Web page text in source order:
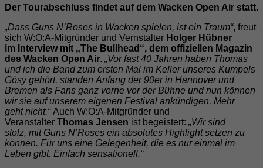
Der Tourabschluss findet auf dem Wacken Open Air statt.
„Dass Guns N’Roses in Wacken spielen, ist ein Traum“, freut
sich W:O:A-Mitgründer und Vernstalter Holger Hübner
im Interview mit „The Bullhead“, dem offiziellen Magazin
des Wacken Open Air. „Vor fast 40 Jahren haben Thomas
und ich die Band zum ersten Mal im Keller unseres Kumpels
Gösy gehört, standen Anfang der 90er in Hannover und
Bremen als Fans ganz vorne vor der Bühne und nun können
wir sie auf unserem eigenen Festival ankündigen. Mehr
geht nicht.“Auch W:O:A-Mitgründer und
Veranstalter Thomas Jensen ist begeistert: „Wir sind
stolz, mit Guns N’Roses ein absolutes Highlight setzen zu
können. Für uns eine Gelegenheit, die es nur einmal im
Leben gibt. Einfach sensationell.“